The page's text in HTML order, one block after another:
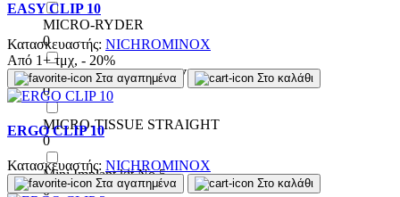
MICRO-RYDER
0
MICRO-TISSUE CURVED
0
MICRO-TISSUE STRAIGHT
0
Mini Implant kit No 5
0
EASY CLIP 10
Κατασκευαστής: NICHROMINOX
Από 1+ τμχ, - 20%
Στα αγαπημένα Στο καλάθι
ERGO CLIP 10
Κατασκευαστής: NICHROMINOX
Στα αγαπημένα Στο καλάθι